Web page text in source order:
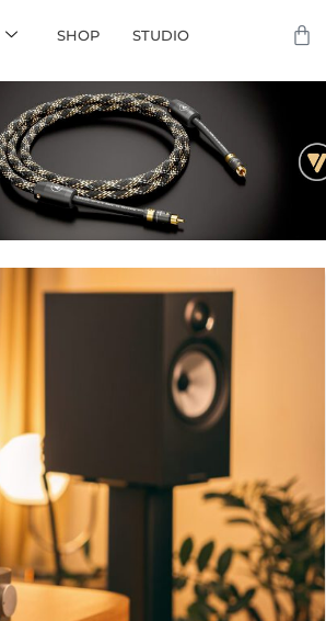
SHOP STUDIO